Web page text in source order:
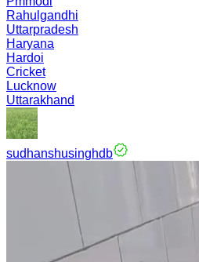
Rahulgandhi
Uttarpradesh
Haryana
Hardoi
Cricket
Lucknow
Uttarakhand
sudhanshusinghdb